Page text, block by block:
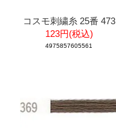
コスモ刺繍糸 25番 473
123円(税込)
4975857605561